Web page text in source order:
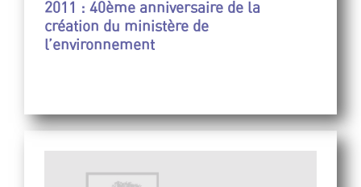
2011 : 40ème anniversaire de la
création du ministère de
l’environnement